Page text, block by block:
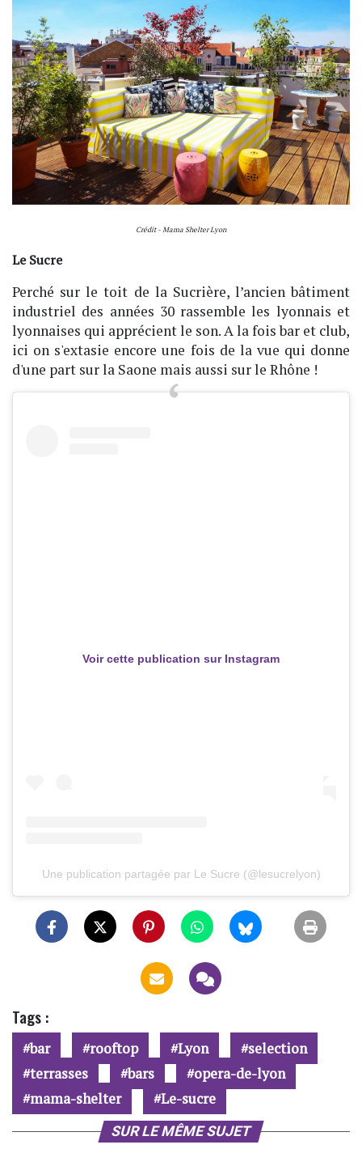
Crédit - Mama Shelter Lyon
Le Sucre
Perché sur le toit de la Sucrière, l’ancien bâtiment
industriel des années 30 rassemble les lyonnais et
lyonnaises qui apprécient le son. A la fois bar et club,
ici on s'extasie encore une fois de la vue qui donne
d'une part sur la Saone mais aussi sur le Rhône !
Voir cette publication sur Instagram
Une publication partagée par Le Sucre (@lesucrelyon)
Tags :
bar rooftop Lyon
selection
terrasses
bars
opera-de-lyon
mama-shelter
Le-sucre
SUR LE MÊME SUJET